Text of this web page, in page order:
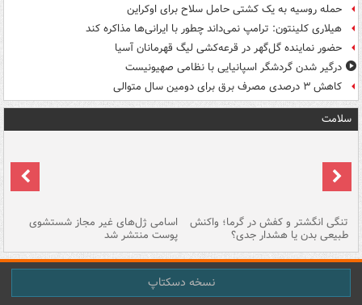
حمله روسیه به یک کشتی حامل سلاح برای اوکراین
هیلاری کلینتون: ترامپ نمی‌داند چطور با ایرانی‌ها مذاکره کند
حضور نماینده گل‌گهر در قرعه‌کشی لیگ قهرمانان آسیا
درگیر شدن گردشگر اسپانیایی با نظامی صهیونیست
کاهش ۳ درصدی مصرف برق برای دومین سال متوالی
سلامت
تنگی انگشتر و کفش در گرما؛ واکنش
طبیعی بدن یا هشدار جدی؟
اسامی ژل‌های غیر مجاز شستشوی
پوست منتشر شد
نسخه دسکتاپ